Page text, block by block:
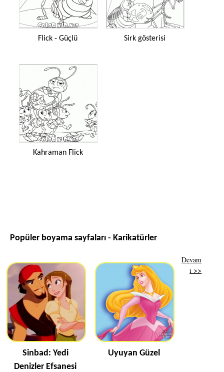
Flick - Güçlü Sirk gösterisi
Kahraman Flick
Popüler boyama sayfaları - Karikatürler
Sinbad: Yedi
Denizler Efsanesi
Uyuyan Güzel
Devam
ı >>